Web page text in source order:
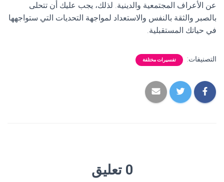
عن الأعراف المجتمعية والدينية. لذلك، يجب عليك أن تتحلى
بالصبر والثقة بالنفس والاستعداد لمواجهة التحديات التي ستواجهها
في حياتك المستقبلية.
التصنيفات: تفسيرات مختلفة
0 تعليق